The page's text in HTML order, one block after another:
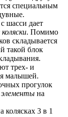
специальным
шасси дает
. Помимо
складывается
такой блок
трех- и
малышей.
прогулок
на
колясках 3 в 1